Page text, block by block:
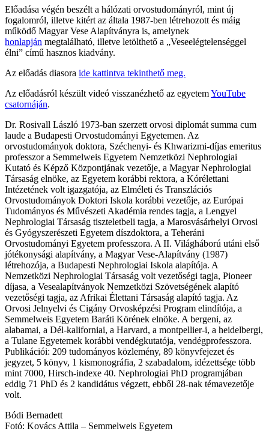
Előadása végén beszélt a hálózati orvostudományról, mint új
fogalomról, illetve kitért az általa 1987-ben létrehozott és máig
működő Magyar Vese Alapítványra is, amelynek
honlapján megtalálható, illetve letölthető a „Veseelégtelenséggel
élni” című hasznos kiadvány.
Az előadás diasora ide kattintva tekinthető meg.
Az előadásról készült videó visszanézhető az egyetemYouTube
csatornáján.
Dr. Rosivall László 1973-ban szerzett orvosi diplomát summa cum
laude a Budapesti Orvostudományi Egyetemen. Az
orvostudományok doktora, Széchenyi- és Khwarizmi-díjas emeritus
professzor a Semmelweis Egyetem Nemzetközi Nephrologiai
Kutató és Képző Központjának vezetője, a Magyar Nephrologiai
Társaság elnöke, az Egyetem korábbi rektora, a Kórélettani
Intézetének volt igazgatója, az Elméleti és Transzlációs
Orvostudományok Doktori Iskola korábbi vezetője, az Európai
Tudományos és Művészeti Akadémia rendes tagja, a Lengyel
Nephrologiai Társaság tiszteletbeli tagja, a Marosvásárhelyi Orvosi
és Gyógyszerészeti Egyetem díszdoktora, a Teheráni
Orvostudományi Egyetem professzora. A II. Világháború utáni első
jótékonysági alapítvány, a Magyar Vese-Alapítvány (1987)
létrehozója, a Budapesti Nephrologiai Iskola alapítója. A
Nemzetközi Nephrologiai Társaság volt vezetőségi tagja, Pioneer
díjasa, a Vesealapítványok Nemzetközi Szövetségének alapító
vezetőségi tagja, az Afrikai Élettani Társaság alapító tagja. Az
Orvosi Jelnyelvi és Cigány Orvosképzési Program elindítója, a
Semmelweis Egyetem Baráti Körének elnöke. A bergeni, az
alabamai, a Dél-kaliforniai, a Harvard, a montpellier-i, a heidelbergi,
a Tulane Egyetemek korábbi vendégkutatója, vendégprofesszora.
Publikációi: 209 tudományos közlemény, 89 könyvfejezet és
jegyzet, 5 könyv, 1 kismonográfia, 2 szabadalom, idézettsége több
mint 7000, Hirsch-indexe 40. Nephrologiai PhD programjában
eddig 71 PhD és 2 kandidátus végzett, ebből 28-nak témavezetője
volt.
Bódi Bernadett
Fotó: Kovács Attila – Semmelweis Egyetem